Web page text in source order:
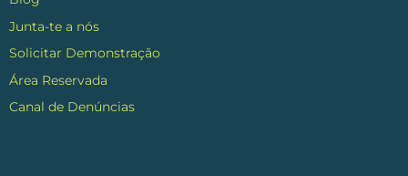
Junta-te a nós
Solicitar Demonstração
Área Reservada
Canal de Denúncias